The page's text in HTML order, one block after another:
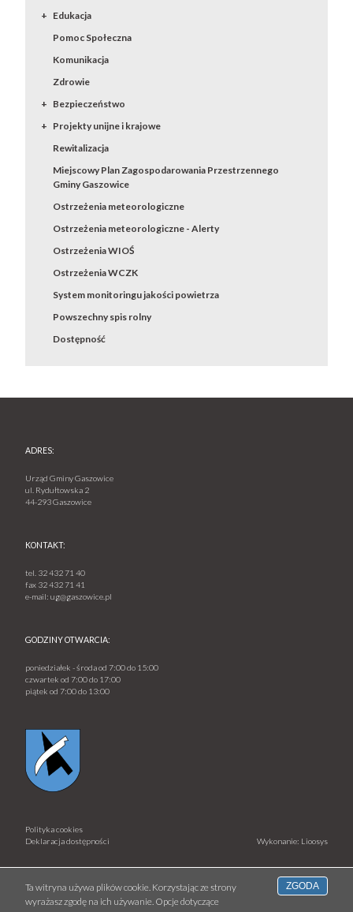
Edukacja
Pomoc Społeczna
Komunikacja
Zdrowie
Bezpieczeństwo
Projekty unijne i krajowe
Rewitalizacja
Miejscowy Plan Zagospodarowania Przestrzennego
Gminy Gaszowice
Ostrzeżenia meteorologiczne
Ostrzeżenia meteorologiczne - Alerty
Ostrzeżenia WIOŚ
Ostrzeżenia WCZK
System monitoringu jakości powietrza
Powszechny spis rolny
Dostępność
ADRES:
Urząd Gminy Gaszowice
ul. Rydułtowska 2
44-293 Gaszowice
KONTAKT:
tel. 32 432 71 40
fax 32 432 71 41
e-mail:ug@gaszowice.pl
GODZINY OTWARCIA:
poniedziałek - środa od 7:00 do 15:00
czwartek od 7:00 do 17:00
piątek od 7:00 do 13:00
Polityka cookies
Deklaracja dostępności
Wykonanie: Lioosys
Ta witryna używa plików cookie. Korzystając ze strony
wyrażasz zgodę na ich używanie. Opcje dotyczące
ZGODA